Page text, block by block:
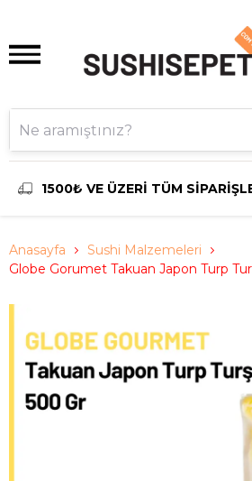
1500₺ VE ÜZERİ TÜM
Anasayfa
Sushi Malzemeleri
Globe Gorumet Takuan Japon Turp